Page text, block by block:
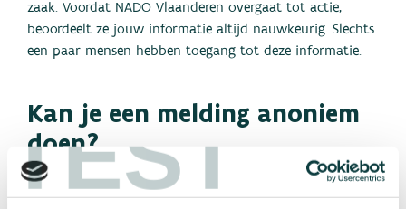
TEST
Regelgeving
Statistieken
Links
Contact
zaak. Voordat NADO Vlaanderen overgaat tot actie,
beoordeelt ze jouw informatie altijd nauwkeurig. Slechts
een paar mensen hebben toegang tot deze informatie.
Kan je een melding anoniem
doen?
Je hoeft je melding overigens niet met naam en toenaam